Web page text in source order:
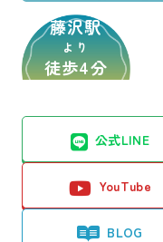
藤沢駅
より
徒歩4分
公式LINE
YouTube
BLOG